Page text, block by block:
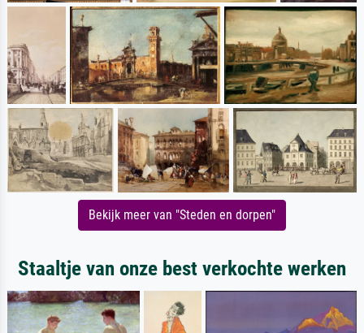
Bekijk meer van "Steden en dorpen"
Staaltje van onze best verkochte werken